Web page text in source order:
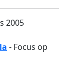
2005
- Focus op